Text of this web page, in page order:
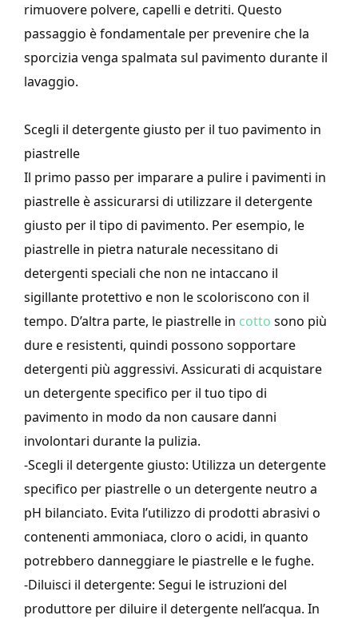
rimuovere polvere, capelli e detriti. Questo
passaggio è fondamentale per prevenire che la
sporcizia venga spalmata sul pavimento durante il
lavaggio.
Scegli il detergente giusto per il tuo pavimento in
piastrelle
Il primo passo per imparare a pulire i pavimenti in
piastrelle è assicurarsi di utilizzare il detergente
giusto per il tipo di pavimento. Per esempio, le
piastrelle in pietra naturale necessitano di
detergenti speciali che non ne intaccano il
sigillante protettivo e non le scoloriscono con il
tempo. D’altra parte, le piastrelle in cotto sono più
dure e resistenti, quindi possono sopportare
detergenti più aggressivi. Assicurati di acquistare
un detergente specifico per il tuo tipo di
pavimento in modo da non causare danni
involontari durante la pulizia.
-Scegli il detergente giusto: Utilizza un detergente
specifico per piastrelle o un detergente neutro a
pH bilanciato. Evita l’utilizzo di prodotti abrasivi o
contenenti ammoniaca, cloro o acidi, in quanto
potrebbero danneggiare le piastrelle e le fughe.
-Diluisci il detergente: Segui le istruzioni del
produttore per diluire il detergente nell’acqua. In